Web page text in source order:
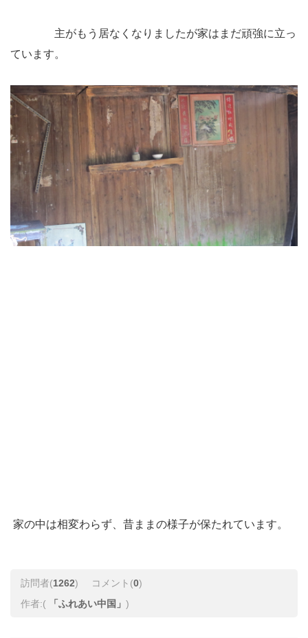
主がもう居なくなりましたが家はまだ頑強に立っ
ています。
家の中は相変わらず、昔ままの様子が保たれています。
訪問者(1262) コメント(0)
作者:( 「ふれあい中国」 )